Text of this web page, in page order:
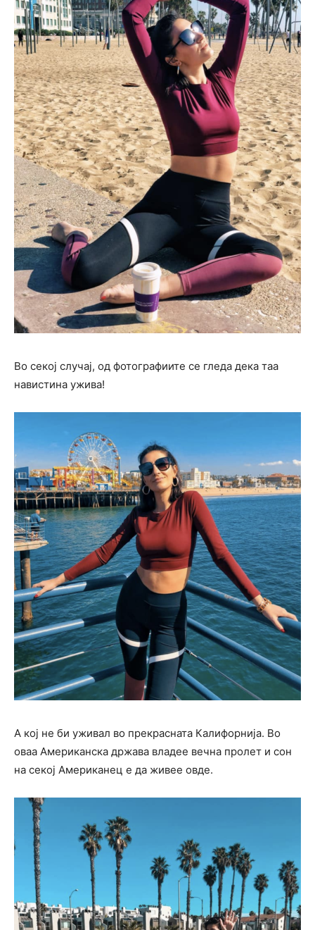
Во секој случај, од фотографиите се гледа дека таа
навистина ужива!
А кој не би уживал во прекрасната Калифорнија. Во
оваа Американска држава владее вечна пролет и сон
на секој Американец е да живее овде.